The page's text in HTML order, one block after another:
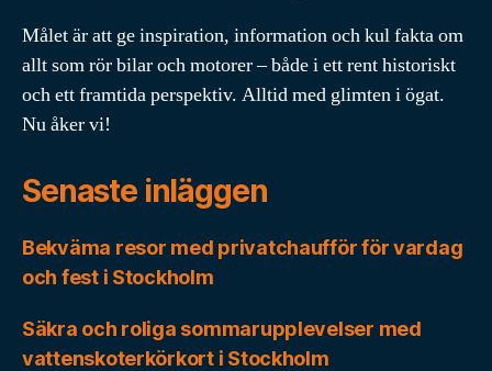
Målet är att ge inspiration, information och kul fakta om
allt som rör bilar och motorer – både i ett rent historiskt
och ett framtida perspektiv. Alltid med glimten i ögat.
Nu åker vi!
Senaste inläggen
Bekväma resor med privatchaufför för vardag
och fest i Stockholm
Säkra och roliga sommarupplevelser med
vattenskoterkörkort i Stockholm